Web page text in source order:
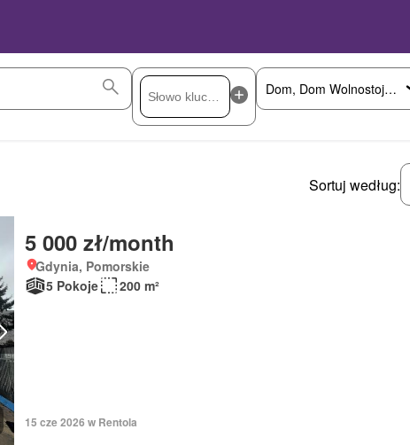
Sortuj według:
5 000 zł/month
Gdynia, Pomorskie
5 Pokoje
200 m²
15 cze 2026 w Rentola